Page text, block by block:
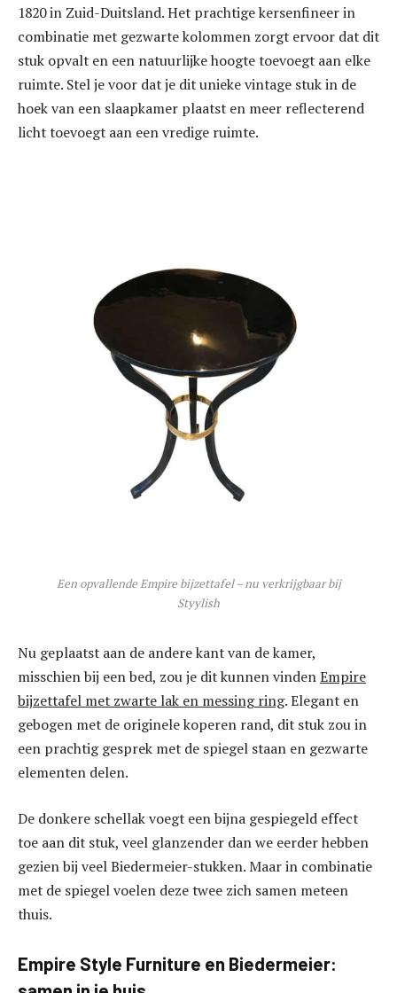
1820 in Zuid-Duitsland. Het prachtige kersenfineer in
combinatie met gezwarte kolommen zorgt ervoor dat dit
stuk opvalt en een natuurlijke hoogte toevoegt aan elke
ruimte. Stel je voor dat je dit unieke vintage stuk in de
hoek van een slaapkamer plaatst en meer reflecterend
licht toevoegt aan een vredige ruimte.
Een opvallende Empire bijzettafel – nu verkrijgbaar bij
Styylish
Nu geplaatst aan de andere kant van de kamer,
misschien bij een bed, zou je dit kunnen vindenEmpire
bijzettafel met zwarte lak en messing ring. Elegant en
gebogen met de originele koperen rand, dit stuk zou in
een prachtig gesprek met de spiegel staan ​​en gezwarte
elementen delen.
De donkere schellak voegt een bijna gespiegeld effect
toe aan dit stuk, veel glanzender dan we eerder hebben
gezien bij veel Biedermeier-stukken. Maar in combinatie
met de spiegel voelen deze twee zich samen meteen
thuis.
Empire Style Furniture en Biedermeier: